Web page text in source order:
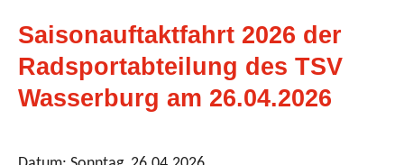
Saisonauftaktfahrt 2026 der
Radsportabteilung des TSV
Wasserburg am 26.04.2026